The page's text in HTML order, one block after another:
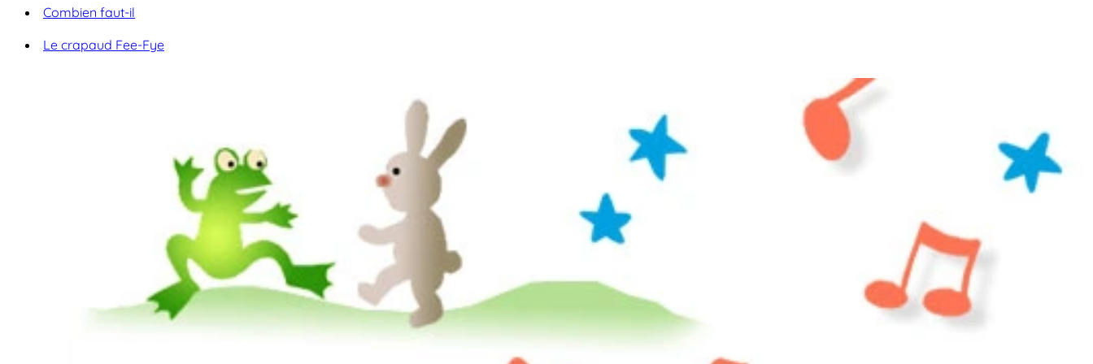
Combien faut-il
Le crapaud Fee-Fye